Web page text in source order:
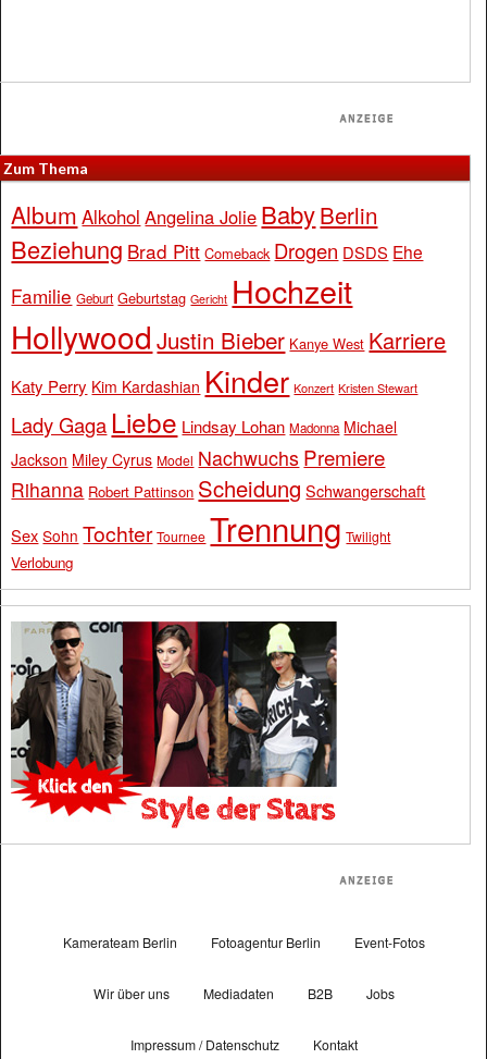
Zum Thema
Album Alkohol Angelina Jolie BabyBerlin
Beziehung Brad Pitt Comeback Drogen DSDS Ehe
Familie Geburt Geburtstag Gericht Hochzeit
Hollywood Justin Bieber Kanye West Karriere
Katy Perry Kim Kardashian Kinder Konzert Kristen Stewart
Lady Gaga Liebe Lindsay Lohan Madonna Michael
Jackson Miley Cyrus Model Nachwuchs Premiere
Rihanna Robert Pattinson Scheidung Schwangerschaft
Sex Sohn Tochter Tournee Trennung Twilight
Verlobung
Kamerateam Berlin Fotoagentur Berlin Event-Fotos
Wir über uns Mediadaten B2B Jobs
Impressum / Datenschutz Kontakt